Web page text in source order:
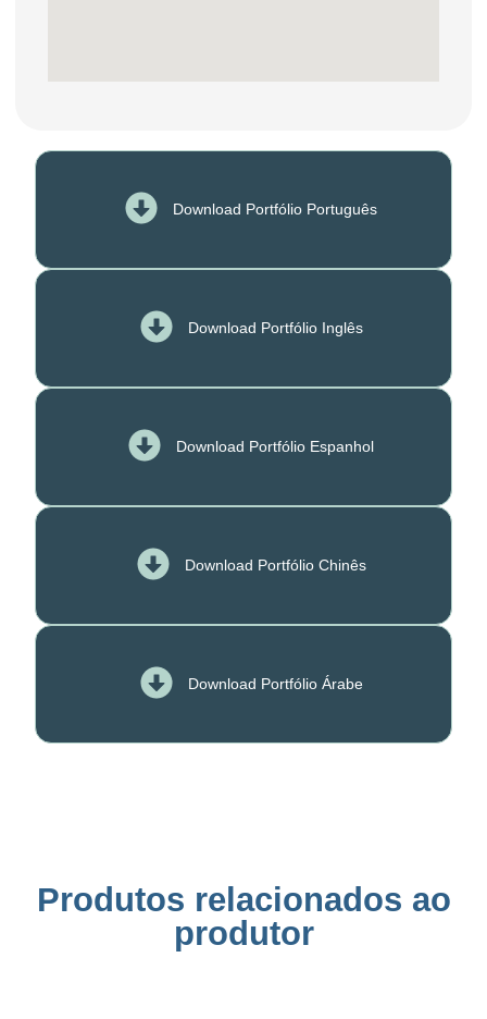
Download Portfólio Português
Download Portfólio Inglês
Download Portfólio Espanhol
Download Portfólio Chinês
Download Portfólio Árabe
Produtos relacionados ao
produtor